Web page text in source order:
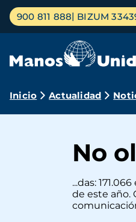
Pasar
contenido
Menú
principal
900 811 888 BIZUM
Ruta
Inicio Actualidad
No
...das:
de este año.